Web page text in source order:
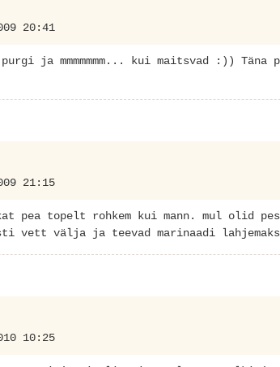
20:41
ja mmmmmmm... kui maitsvad :)) Täna
21:15
pea topelt rohkem kui mann. mul olid
vett välja ja teevad marinaadi
10:25